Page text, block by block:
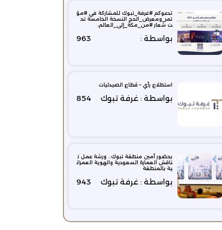
تدعوكم #غرفة_تبوك للمشاركة في #مؤ
تمر_ومعرض_الحج النسخة الخامسة تح
ت شعار #من_مكة_إلى_العالم،
بواسطة : 963
استطلاع رأي – قطاع الصيدليات
بواسطة : غرفة تبوك 854
بحضور أمين منطقة تبوك.. ورشة عمل ت
ناقش العمارة السعودية والهوية العمران
ية بالمنطقة
بواسطة : غرفة تبوك 943